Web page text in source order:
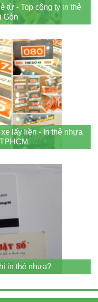
từ - Top công ty in thẻ
Gòn
lấy liền - In thẻ nhựa
in thẻ nhựa?